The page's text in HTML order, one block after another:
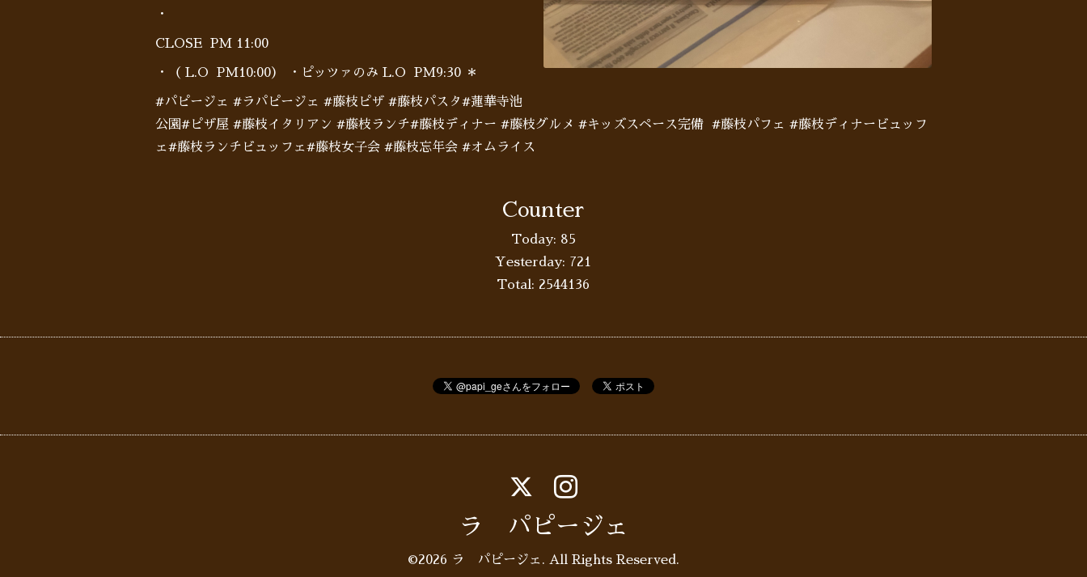
・
CLOSE PM 11:00
・（ L.O PM10:00） ・ピッツァのみ L.O PM9:30 ＊
#パピージェ #ラパピージェ #藤枝ピザ #藤枝パスタ#蓮華寺池
公園#ピザ屋 #藤枝イタリアン #藤枝ランチ#藤枝ディナー #藤枝グルメ #キッズスペース完備 #藤枝パフェ #藤枝ディナービュッフ
ェ#藤枝ランチビュッフェ#藤枝女子会 #藤枝忘年会 #オムライス
Counter
Today: 85
Yesterday: 721
Total: 2544136
ラ パピージェ
©2026 ラ パピージェ. All Rights Reserved.